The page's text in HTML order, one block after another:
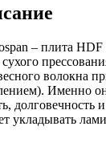
– плита
волокна
Именно
долговечность
укладывать